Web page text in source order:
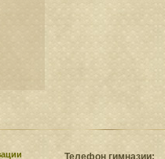
Телефон гимназии: